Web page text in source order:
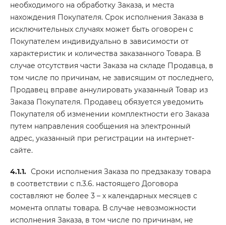
необходимого на обработку Заказа, и места
нахождения Покупателя. Срок исполнения Заказа в
исключительных случаях может быть оговорен с
Покупателем индивидуально в зависимости от
характеристик и количества заказанного Товара. В
случае отсутствия части Заказа на складе Продавца, в
том числе по причинам, не зависящим от последнего,
Продавец вправе аннулировать указанный Товар из
Заказа Покупателя. Продавец обязуется уведомить
Покупателя об изменении комплектности его Заказа
путем направления сообщения на электронный
адрес, указанный при регистрации на интернет-
сайте.
4.1.1. Сроки исполнения Заказа по предзаказу товара
в соответствии с п.3.6. настоящего Договора
составляют не более 3 – х календарных месяцев с
момента оплаты товара. В случае невозможности
исполнения Заказа, в том числе по причинам, не